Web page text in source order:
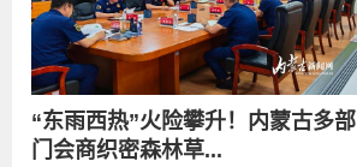
“东雨西热”火险攀升！内蒙古多部
门会商织密森林草...